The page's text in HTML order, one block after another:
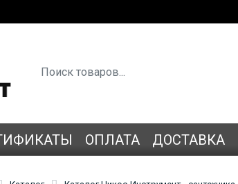
ОПЛАТА ДОСТАВКА